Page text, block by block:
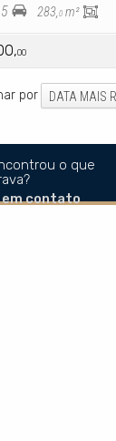
5 283,0 m²
00
por DATA MAIS
o que
contato